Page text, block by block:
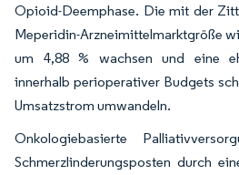
Opioid-Deemphase. Die mit der
Meperidin-Arzneimittelmarktgröße
um 4,88 % wachsen und eine
innerhalb perioperativer Budgets
Umsatzstrom umwandeln.
Onkologiebasierte
Schmerzlinderungsposten durch